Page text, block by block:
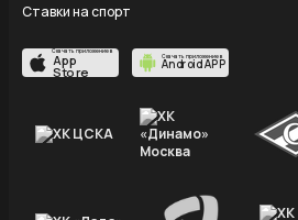
Ставки на спорт
Скачать приложение в
App
Store
Скачать приложение в
Android APP